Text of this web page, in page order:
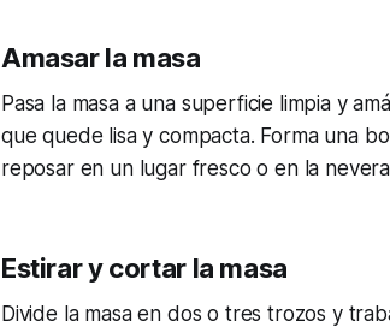
Amasar la masa
Pasa la masa a una superficie limpia y
que quede lisa y compacta. Forma una
reposar en un lugar fresco o en la
Estirar y cortar la masa
Divide la masa en dos o tres trozos y